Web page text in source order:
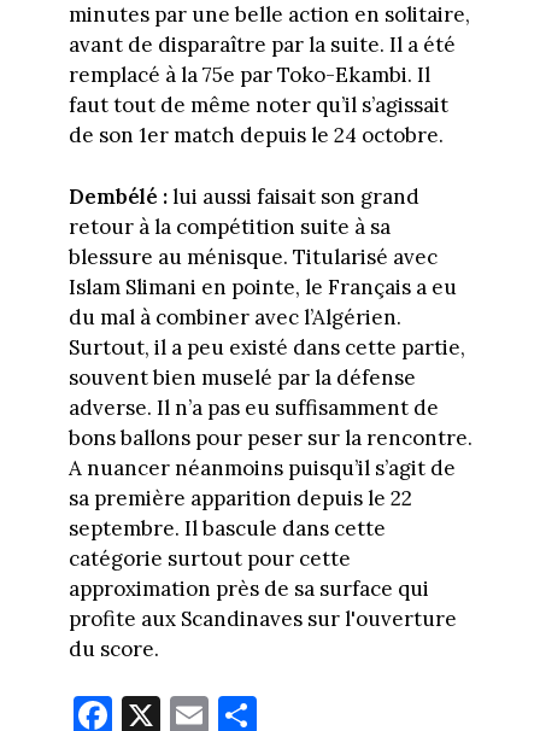
minutes par une belle action en solitaire,
avant de disparaître par la suite. Il a été
remplacé à la 75e par Toko-Ekambi. Il
faut tout de même noter qu’il s’agissait
de son 1er match depuis le 24 octobre.
Dembélé :lui aussi faisait son grand
retour à la compétition suite à sa
blessure au ménisque. Titularisé avec
Islam Slimani en pointe, le Français a eu
du mal à combiner avec l’Algérien.
Surtout, il a peu existé dans cette partie,
souvent bien muselé par la défense
adverse. Il n’a pas eu suffisamment de
bons ballons pour peser sur la rencontre.
A nuancer néanmoins puisqu’il s’agit de
sa première apparition depuis le 22
septembre. Il bascule dans cette
catégorie surtout pour cette
approximation près de sa surface qui
profite aux Scandinaves sur l'ouverture
du score.
Fa X E Pa